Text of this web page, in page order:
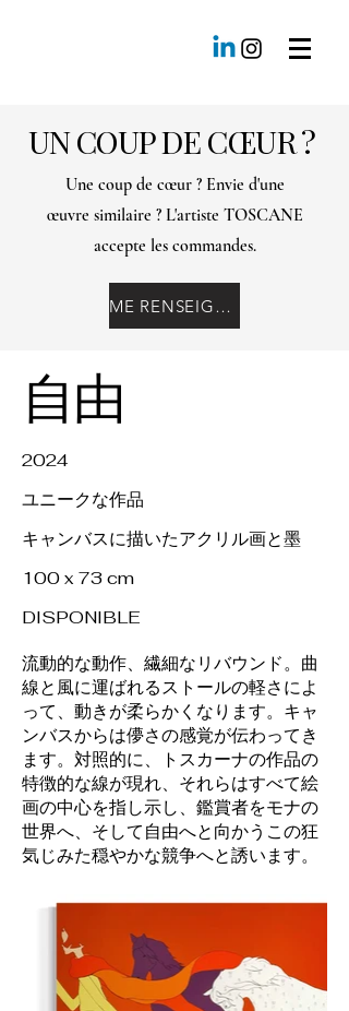
UN COUP DE CŒUR ?
Une coup de cœur ? Envie d'une
œuvre similaire ? L'artiste TOSCANE
accepte les commandes.
ME RENSEIGNER
自由
2024
ユニークな作品
キャンバスに描いたアクリル画と墨
100 x 73 cm
DISPONIBLE
流動的な動作、繊細なリバウンド。曲
線と風に運ばれるストールの軽さによ
って、動きが柔らかくなります。キャ
ンバスからは儚さの感覚が伝わってき
ます。対照的に、トスカーナの作品の
特徴的な線が現れ、それらはすべて絵
画の中心を指し示し、鑑賞者をモナの
世界へ、そして自由へと向かうこの狂
気じみた穏やかな競争へと誘います。